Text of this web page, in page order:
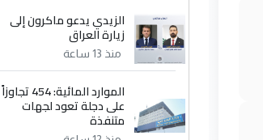
الزيدي يدعو ماكرون إلى
زيارة العراق
منذ 13 ساعة
الموارد المائية: 454 تجاوزاً
على دجلة تعود لجهات
متنفذة